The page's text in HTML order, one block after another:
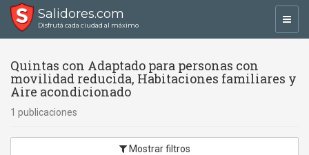
Salidores.com
Disfrutá cada ciudad al máximo
Quintas con Adaptado para personas con
movilidad reducida, Habitaciones familiares y
Aire acondicionado
1 publicaciones
Mostrar filtros